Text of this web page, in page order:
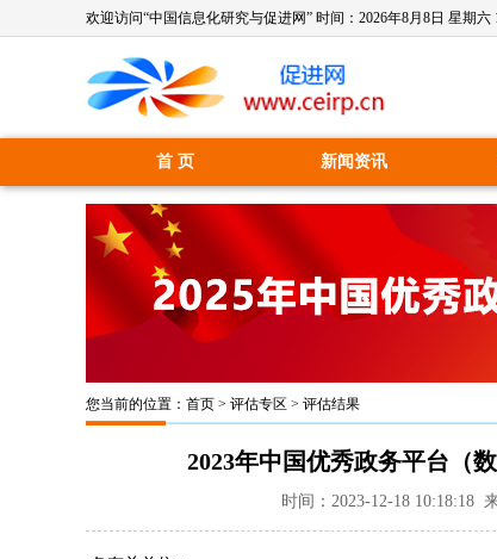
欢迎访问“中国信息化研究与促进网” 时间： 2026年8月8日 星期六
首 页 新闻资讯
您当前的位置： 首页 > 评估专区 > 评估结果
2023年中国优秀政务平台（
时间：2023-12-18 10:18:18